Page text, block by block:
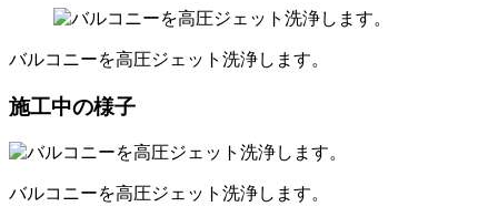
バルコニーを高圧ジェット洗浄します。
施工中の様子
バルコニーを高圧ジェット洗浄します。